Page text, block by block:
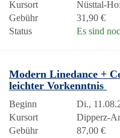
Kursort
Nüsttal-
Gebühr
31,90 €
Status
Es sind
Modern Linedance +
leichter Vorkenntnis
Beginn
Di.,
Kursort
Dipperz-
Gebühr
87,00 €